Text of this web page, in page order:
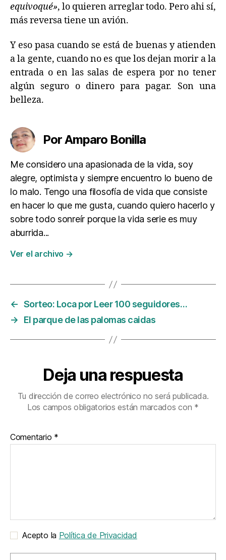
equivoqué», lo quieren arreglar todo. Pero ahi sí,
más reversa tiene un avión.
Y eso pasa cuando se está de buenas y atienden
a la gente, cuando no es que los dejan morir a la
entrada o en las salas de espera por no tener
algún seguro o dinero para pagar. Son una
belleza.
Por Amparo Bonilla
Me considero una apasionada de la vida, soy
alegre, optimista y siempre encuentro lo bueno de
lo malo. Tengo una filosofía de vida que consiste
en hacer lo que me gusta, cuando quiero hacerlo y
sobre todo sonreír porque la vida serie es muy
aburrida...
Ver el archivo →
← Sorteo: Loca por Leer 100 seguidores…
→
El parque de las palomas caidas
Deja una respuesta
Tu dirección de correo electrónico no será publicada.
Los campos obligatorios están marcados con *
Comentario *
Acepto la Política de Privacidad